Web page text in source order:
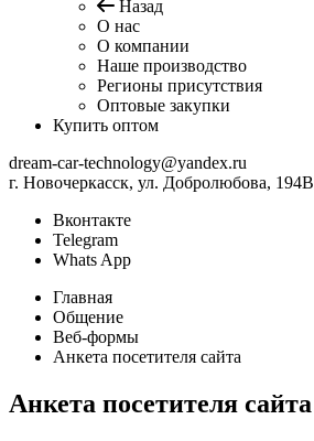
Назад
О нас
О компании
Наше производство
Регионы присутствия
Оптовые закупки
Купить оптом
dream-car-technology@yandex.ru
г. Новочеркасск, ул. Добролюбова, 194В
Вконтакте
Telegram
Whats App
Главная
Общение
Веб-формы
Анкета посетителя сайта
Анкета посетителя сайта